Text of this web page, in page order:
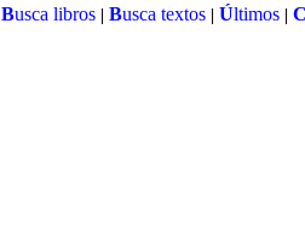
Busca libros| Busca textos| Últimos|